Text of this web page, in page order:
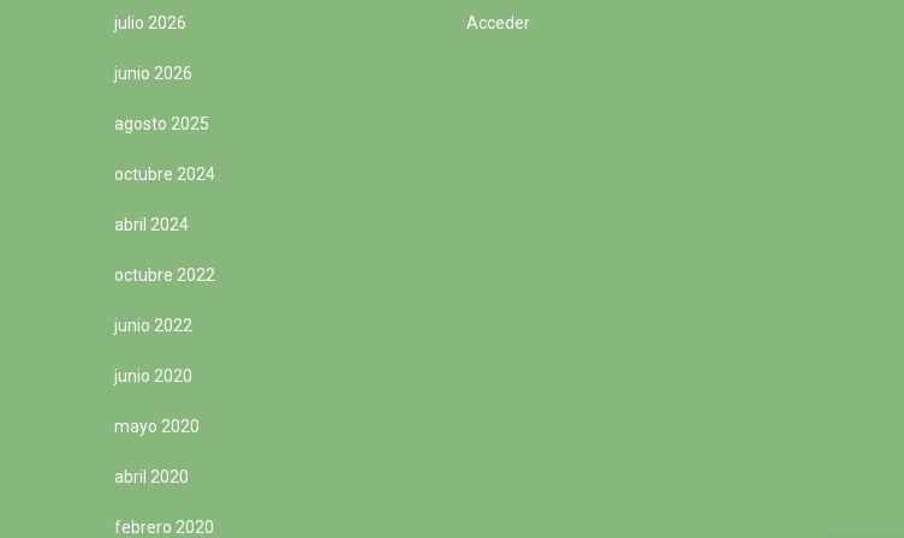
julio 2026
junio 2026
agosto 2025
octubre 2024
abril 2024
octubre 2022
junio 2022
junio 2020
mayo 2020
abril 2020
febrero 2020
Acceder